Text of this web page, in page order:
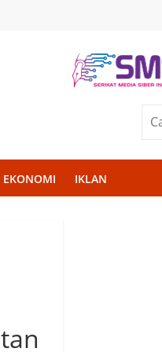
EKONOMI IKLAN